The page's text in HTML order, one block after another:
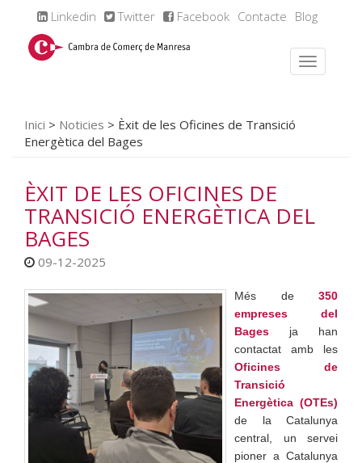
Linkedin Twitter Facebook Contacte Blog
Inici > Noticies > Èxit de les Oficines de Transició
Energètica del Bages
ÈXIT DE LES OFICINES DE
TRANSICIÓ ENERGÈTICA DEL
BAGES
09-12-2025
Més de 350
empreses del
Bages ja han
contactat amb les
Oficines de
Transició
Energètica (OTEs)
de la Catalunya
central, un servei
pioner a Catalunya